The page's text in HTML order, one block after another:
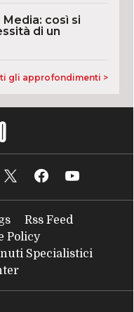
Media: così si
di un
gli approfondimenti >
Rss Feed
Policy
Specialistici